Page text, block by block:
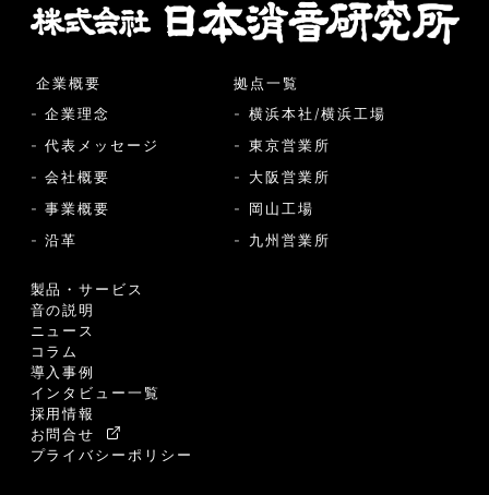
企業概要
- 企業理念
- 代表メッセージ
- 会社概要
- 事業概要
- 沿革
製品・サービス
音の説明
ニュース
コラム
導入事例
インタビュー一覧
採用情報
お問合せ
プライバシーポリシー
拠点一覧
- 横浜本社/横浜工場
- 東京営業所
- 大阪営業所
- 岡山工場
- 九州営業所